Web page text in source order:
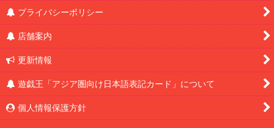
プライバシーポリシー
店舗案内
更新情報
遊戯王「アジア圏向け日本語表記カード」について
個人情報保護方針